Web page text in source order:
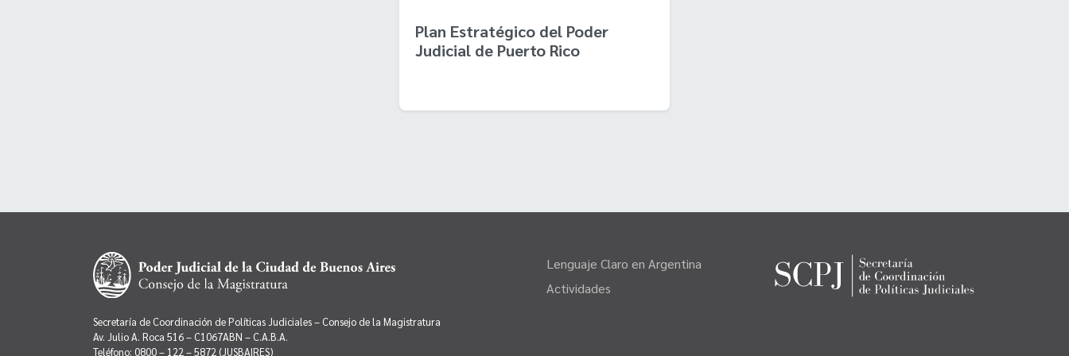
Plan Estratégico del Poder
Judicial de Puerto Rico
Secretaría de Coordinación de Políticas Judiciales – Consejo de la Magistratura
Av. Julio A. Roca 516 – C1067ABN – C.A.B.A.
Teléfono: 0800 – 122 – 5872 (JUSBAIRES)
Lenguaje Claro en Argentina
Actividades